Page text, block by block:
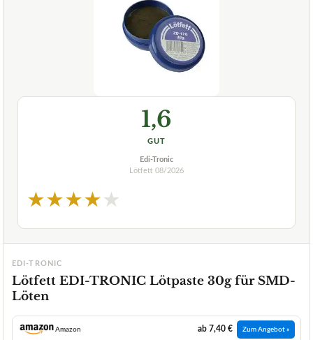
1,6
GUT
Edi-Tronic
Lötfett 08/2026
★★★★★
EDI-TRONIC
Lötfett EDI-TRONIC Lötpaste 30g für SMD-
Löten
Amazon ab 7,40 € Zum Angebot »